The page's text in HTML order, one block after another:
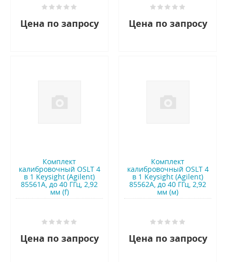
Цена по запросу Цена по запросу
Комплект
калибровочный OSLT 4
в 1 Keysight (Agilent)
85561A, до 40 ГГц, 2,92
мм (f)
Цена по запросу
Комплект
калибровочный OSLT 4
в 1 Keysight (Agilent)
85562A, до 40 ГГц, 2,92
мм (м)
Цена по запросу